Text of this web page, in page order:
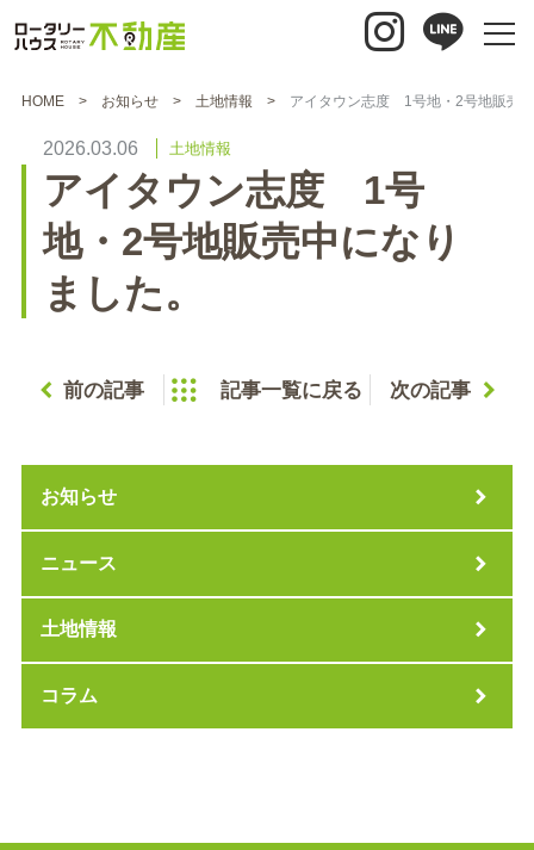
HOME お知らせ 土地情報 アイタウン志度 1号地・2号地販売
2026.03.06 土地情報
アイタウン志度 1号
地・2号地販売中になり
ました。
前の記事 記事一覧に戻る 次の記事
お知らせ
ニュース
土地情報
コラム